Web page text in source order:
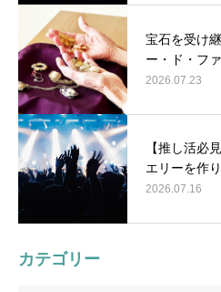
宝石を受け
ー・ド・フ
2026.07.23
【推し活必
エリーを作
2026.07.16
カテゴリー